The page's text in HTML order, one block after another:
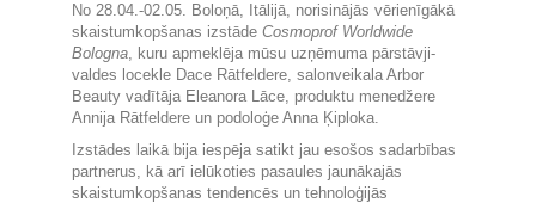
No 28.04.-02.05. Boloņā, Itālijā, norisinājās vērienīgākā
skaistumkopšanas izstāde Cosmoprof Worldwide
Bologna, kuru apmeklēja mūsu uzņēmuma pārstāvji-
valdes locekle Dace Rātfeldere, salonveikala Arbor
Beauty vadītāja Eleanora Lāce, produktu menedžere
Annija Rātfeldere un podoloģe Anna Ķiploka.
Izstādes laikā bija iespēja satikt jau esošos sadarbības
partnerus, kā arī ielūkoties pasaules jaunākajās
skaistumkopšanas tendencēs un tehnoloģijās